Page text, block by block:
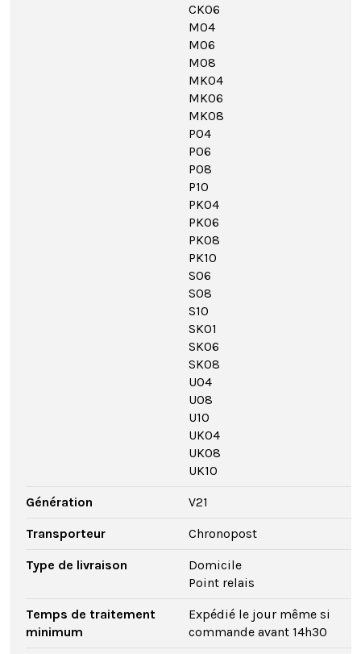
CK06
M04
M06
M08
MK04
MK06
MK08
P04
P06
P08
P10
PK04
PK06
PK08
PK10
S06
S08
S10
SK01
SK06
SK08
U04
U08
U10
UK04
UK08
UK10
Génération V21
Transporteur Chronopost
Type de livraison
Domicile
Point relais
Temps de traitement
minimum
Expédié le jour même si
commande avant 14h30